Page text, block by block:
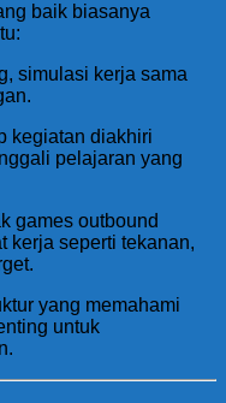
baik biasanya
simulasi kerja sama
kegiatan diakhiri
pelajaran yang
games outbound
kerja seperti tekanan,
yang memahami
untuk